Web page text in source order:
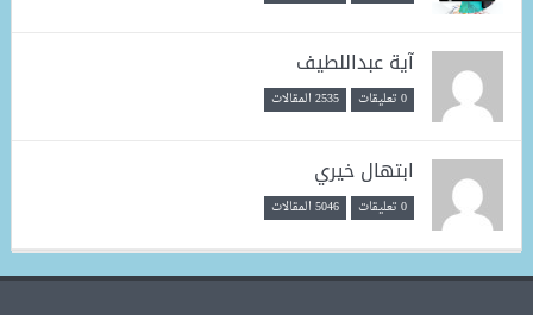
آية عبداللطيف
0 تعليقات 2535 المقالات
ابتهال خيري
0 تعليقات 5046 المقالات